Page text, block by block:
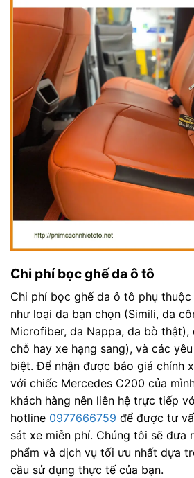
Chi phí bọc ghế da ô tô
Chi phí bọc ghế da ô tô phụ
như loại da bạn chọn (Simili, da
Microfiber, da Nappa, da bò
chỗ hay xe hạng sang), và các
biệt. Để nhận được báo giá chính
với chiếc Mercedes C200 của
khách hàng nên liên hệ trực tiếp
hotline 0977666759 để được tư
sát xe miễn phí. Chúng tôi sẽ đưa
phẩm và dịch vụ tối ưu nhất dựa
cầu sử dụng thực tế của bạn.